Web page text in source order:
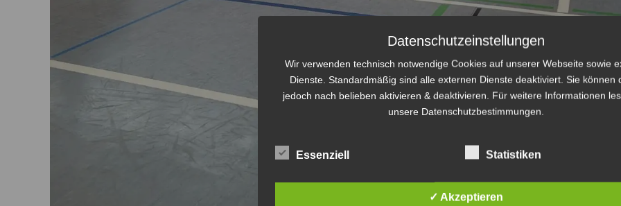
Datenschutzeinstellungen
Wir verwenden technisch notwendige Cookies auf unserer Webseite sowie
Dienste. Standardmäßig sind alle externen Dienste deaktiviert. Sie können
jedoch nach belieben aktivieren & deaktivieren. Für weitere Informationen
unsere Datenschutzbestimmungen.
Essenziell Statistiken
✓ Akzeptieren